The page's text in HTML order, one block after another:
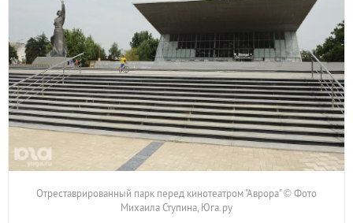
Отреставрированный парк перед кинотеатром "Аврора" © Фото
Михаила Ступина, Юга.ру